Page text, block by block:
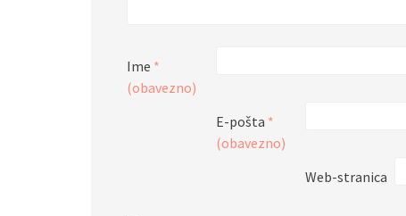
Ime *
(obavezno)
E-pošta *
(obavezno)
Web-stranica